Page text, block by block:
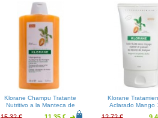
Klorane Champu Tratante
Nutritivo a la Manteca de
Klorane
Aclarado Mango